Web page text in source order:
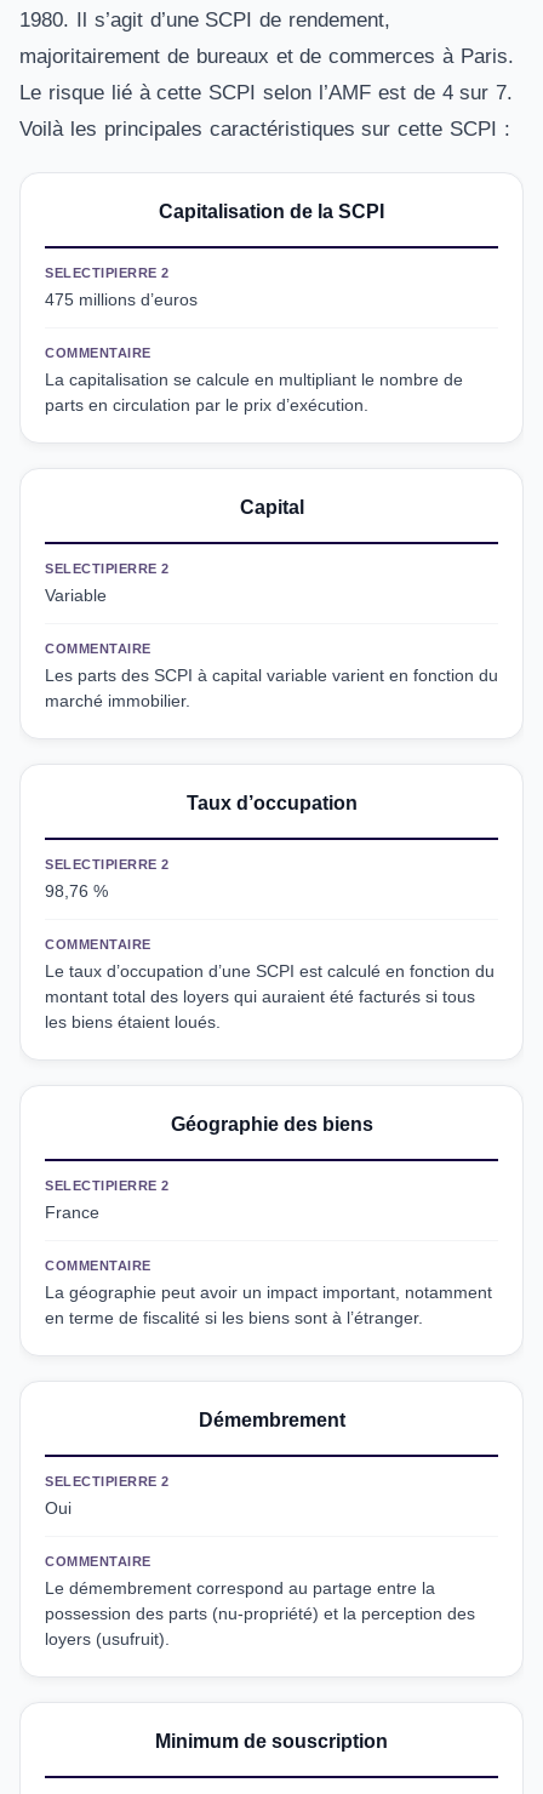
1980. Il s’agit d’une SCPI de rendement,
majoritairement de bureaux et de commerces à Paris.
Le risque lié à cette SCPI selon l’AMF est de 4 sur 7.
Voilà les principales caractéristiques sur cette SCPI :
Capitalisation de la SCPI
SELECTIPIERRE 2
475 millions d’euros
COMMENTAIRE
La capitalisation se calcule en multipliant le nombre de
parts en circulation par le prix d’exécution.
Capital
SELECTIPIERRE 2
Variable
COMMENTAIRE
Les parts des SCPI à capital variable varient en fonction du
marché immobilier.
Taux d’occupation
SELECTIPIERRE 2
98,76 %
COMMENTAIRE
Le taux d’occupation d’une SCPI est calculé en fonction du
montant total des loyers qui auraient été facturés si tous
les biens étaient loués.
Géographie des biens
SELECTIPIERRE 2
France
COMMENTAIRE
La géographie peut avoir un impact important, notamment
en terme de fiscalité si les biens sont à l’étranger.
Démembrement
SELECTIPIERRE 2
Oui
COMMENTAIRE
Le démembrement correspond au partage entre la
possession des parts (nu-propriété) et la perception des
loyers (usufruit).
Minimum de souscription